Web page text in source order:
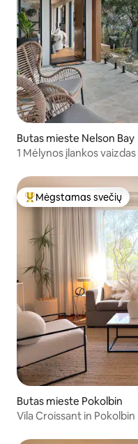
Butas mieste Nelson Bay
Svečių mėgstamiausias
Mėgstamas svečių
Butas mieste Pokolbin
Vila Croissant in Pokolbin